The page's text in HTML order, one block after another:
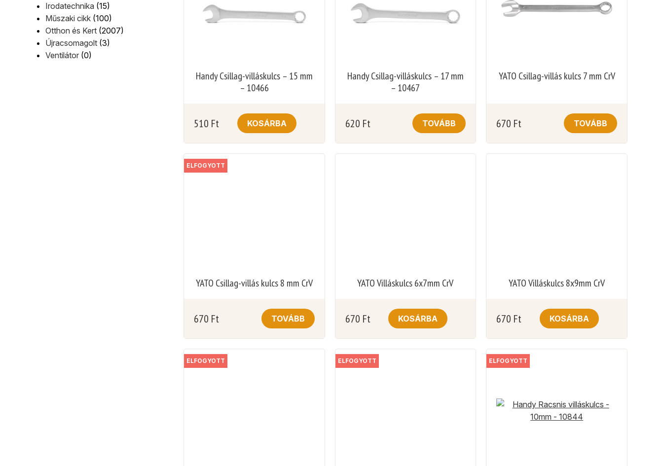
Irodatechnika (15)
Műszaki cikk (100)
Otthon és Kert (2007)
Újracsomagolt (3)
Ventilátor (0)
Handy Csillag-villáskulcs – 15 mm
– 10466
510 Ft KOSÁRBA
Handy Csillag-villáskulcs – 17 mm
– 10467
620 Ft TOVÁBB
YATO Csillag-villás kulcs 7 mm CrV
670 Ft TOVÁBB
ELFOGYOTT
YATO Csillag-villás kulcs 8 mm CrV
670 Ft TOVÁBB
YATO Villáskulcs 6x7mm CrV
670 Ft KOSÁRBA
YATO Villáskulcs 8x9mm CrV
670 Ft KOSÁRBA
ELFOGYOTT ELFOGYOTT ELFOGYOTT